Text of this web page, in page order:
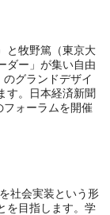
と牧野篤（東京大
ダー」が集い自由
グランドデザイ
。
日本経済新聞
ォーラムを開催
社会実装という形
を目指します。学